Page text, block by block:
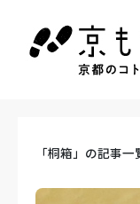
「桐箱」の記事一